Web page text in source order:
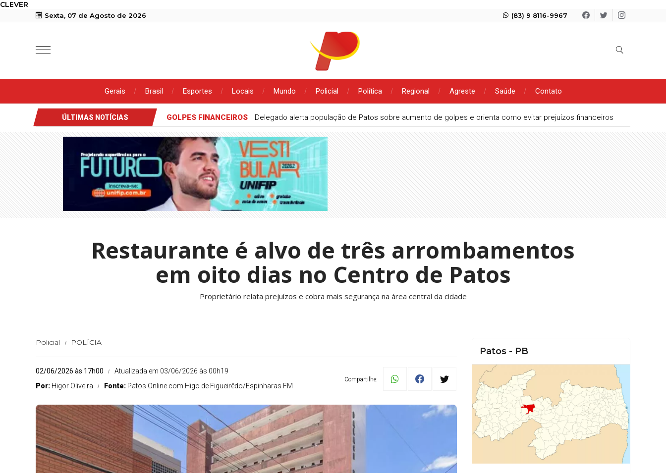
CLEVER
Sexta, 07 de Agosto de 2026 (83) 9 8116-9967
Gerais Brasil Esportes Locais Mundo Policial Política Regional Agreste Saúde Contato
ÚLTIMAS NOTÍCIAS GOLPES FINANCEIROS Delegado alerta população de Patos sobre aumento de golpes e orienta como evitar prejuízos financeiros
Restaurante é alvo de três arrombamentos
em oito dias no Centro de Patos
Proprietário relata prejuízos e cobra mais segurança na área central da cidade
Policial POLÍCIA
02/06/2026 às 17h00
Atualizada em 03/06/2026 às 00h19
Por: Higor Oliveira Fonte: Patos Online com Higo de Figueirêdo/Espinharas FM
Compartilhe:
Patos - PB